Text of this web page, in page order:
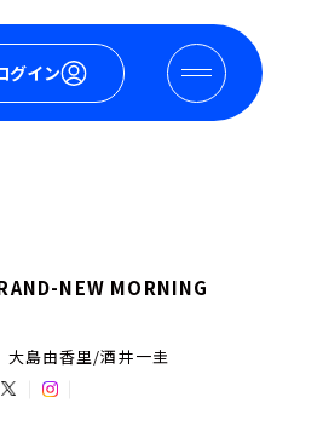
グイン
NEW MORNING
大島由香里/酒井一圭